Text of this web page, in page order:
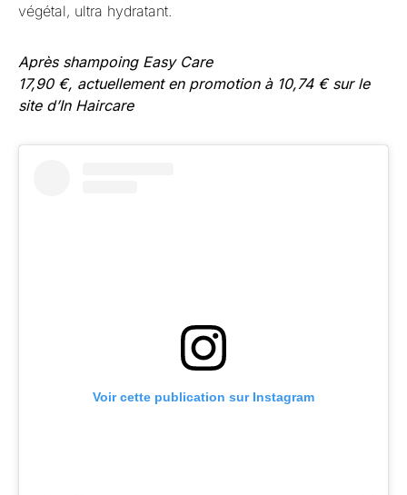
végétal, ultra hydratant.
Après shampoing Easy Care
17,90 €, actuellement en promotion à 10,74 € sur le
site d’In Haircare
Voir cette publication sur Instagram